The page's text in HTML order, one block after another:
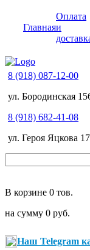
Главная
Оплата
и
8 (918) 087-12-00
ул. Бородинская
8 (918) 682-41-08
ул. Героя Яцкова 17
В корзине 0 тов.
на сумму 0 руб.
Наш Telegram